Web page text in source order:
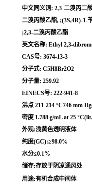
中文同义词: 2,3-二溴丙二
二溴丙酸乙酯, ;(3S,4R)-1-
;2,3-二溴丙酸乙酯
英文名称: Ethyl 2,3-
CAS号: 3674-13-3
分子式: C5H8Br2O2
分子量: 259.92
EINECS号: 222-941-8
沸点 211-214 °C746 mm
密度 1.788 g/mL at 25
外观:浅黄色透明液体
纯度(GC):≥98.0%
水分≤0.1%
储存:存放于阴凉通风处
用途:有机合成中间体